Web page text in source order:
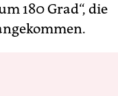
180 Grad“, die